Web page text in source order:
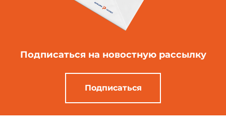
Подписаться на новостную рассылку
Подписаться